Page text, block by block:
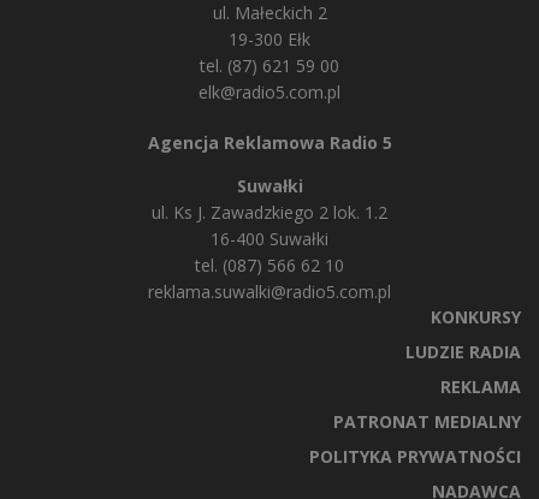
ul. Małeckich 2
19-300 Ełk
tel. (87) 621 59 00
elk@radio5.com.pl
Agencja Reklamowa Radio 5
Suwałki
ul. Ks J. Zawadzkiego 2 lok. 1.2
16-400 Suwałki
tel. (087) 566 62 10
reklama.suwalki@radio5.com.pl
KONKURSY
LUDZIE RADIA
REKLAMA
PATRONAT MEDIALNY
POLITYKA PRYWATNOŚCI
NADAWCA